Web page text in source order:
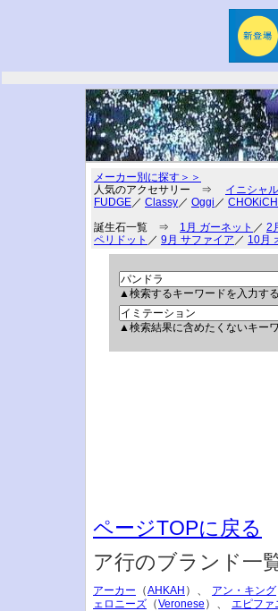
メーカー別に探す＞＞
人気のアクセサリー ⇒ イニシャ
FUDGE ／ Classy ／ Oggi ／
誕生石一覧 ⇒ 1月 ガーネット ／ 2
ペリドット ／ 9月 サファイア ／ 10月
▲検索するキーワードを入力する
▲検索結果に含めたくないキー
ページTOPに戻る
ア行のブランド一
アーカー （AHKAH ）、 アン・キング
ェロニーズ （Veronese ）、 エピファ